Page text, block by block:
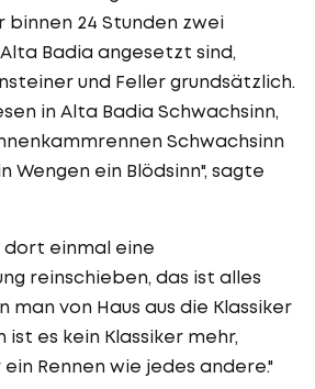
binnen 24 Stunden zwei
Badia angesetzt sind,
und Feller grundsätzlich.
in Alta Badia Schwachsinn,
Schwachsinn
Wengen ein Blödsinn", sagte
dort einmal eine
reinschieben, das ist alles
man von Haus aus die Klassiker
es kein Klassiker mehr,
Rennen wie jedes andere."